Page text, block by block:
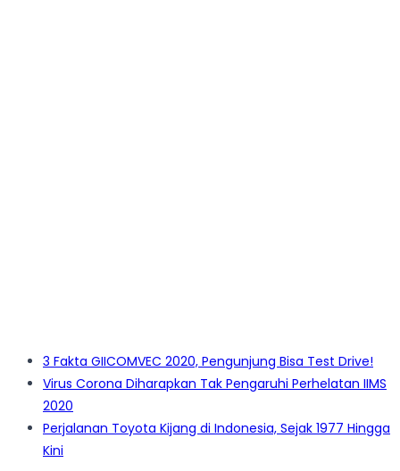
3 Fakta GIICOMVEC 2020, Pengunjung Bisa Test Drive!
Virus Corona Diharapkan Tak Pengaruhi Perhelatan IIMS
2020
Perjalanan Toyota Kijang di Indonesia, Sejak 1977 Hingga
Kini